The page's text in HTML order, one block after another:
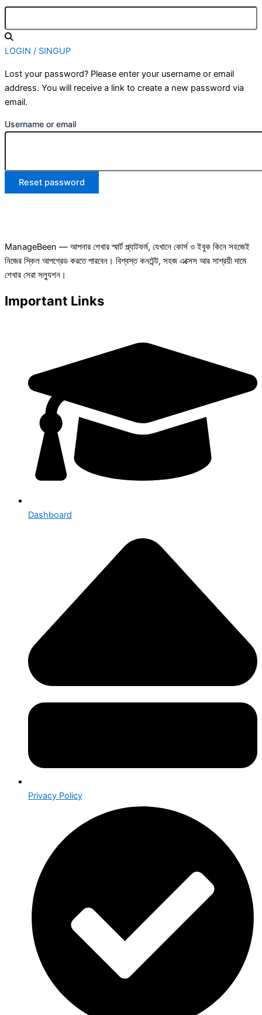
LOGIN / SINGUP
Lost your password? Please enter your username or email
address. You will receive a link to create a new password via
email.
Username or email
Reset password
ManageBeen — আপনার শেখার স্মার্ট প্ল্যাটফর্ম, যেখানে কোর্স ও ইবুক কিনে সহজেই
নিজের স্কিল আপগ্রেড করতে পারবেন। বিশ্বস্ত কনটেন্ট, সহজ এক্সেস আর সাশ্রয়ী দামে
শেখার সেরা সল্যুশন।
Important Links
Dashboard
Privacy Policy